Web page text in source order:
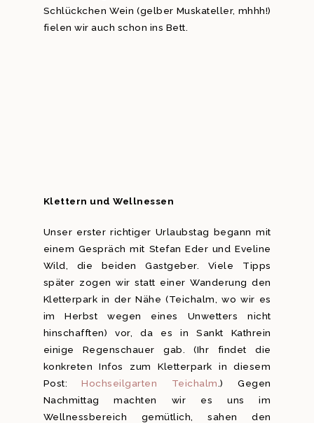
Schlückchen Wein (gelber Muskateller, mhhh!)
fielen wir auch schon ins Bett.
Klettern und Wellnessen
Unser erster richtiger Urlaubstag begann mit
einem Gespräch mit Stefan Eder und Eveline
Wild, die beiden Gastgeber. Viele Tipps
später zogen wir statt einer Wanderung den
Kletterpark in der Nähe (Teichalm, wo wir es
im Herbst wegen eines Unwetters nicht
hinschafften) vor, da es in Sankt Kathrein
einige Regenschauer gab. (Ihr findet die
konkreten Infos zum Kletterpark in diesem
Post:Hochseilgarten Teichalm .) Gegen
Nachmittag machten wir es uns im
Wellnessbereich gemütlich, sahen den